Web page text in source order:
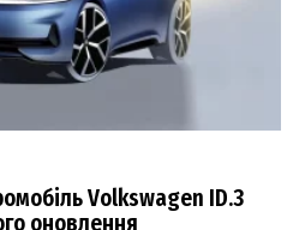
Volkswagen ID.3
оновлення